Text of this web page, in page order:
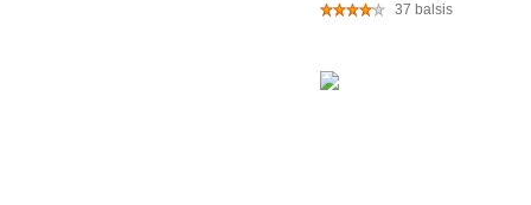
37 balsis